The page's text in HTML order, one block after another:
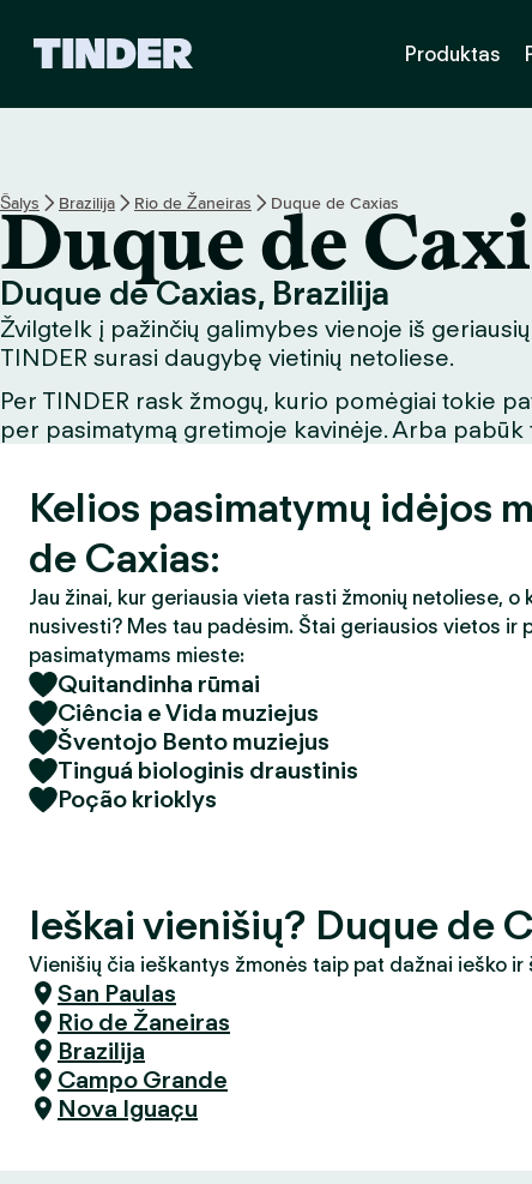
p
a
g
i
n
d
n
i
Produktas
Šalys Brazilija Rio de Žaneiras Duque de Caxias
Duque de
Duque de Caxias, Brazilija
Žvilgtelk į pažinčių galimybes vienoje iš
TINDER surasi daugybę vietinių netoliese.
Per TINDER rask žmogų, kurio pomėgiai tokie
per pasimatymą gretimoje kavinėje. Arba
Kelios pasimatymų idėjos
de Caxias:
Jau žinai, kur geriausia vieta rasti žmonių netoliese, o
nusivesti? Mes tau padėsim. Štai geriausios vietos ir
pasimatymams mieste:
Quitandinha rūmai
Ciência e Vida muziejus
Šventojo Bento muziejus
Tinguá biologinis draustinis
Poção krioklys
Ieškai vienišių? Duque de
Vienišių čia ieškantys žmonės taip pat dažnai ieško ir
San Paulas
Rio de Žaneiras
Brazilija
Campo Grande
Nova Iguaçu